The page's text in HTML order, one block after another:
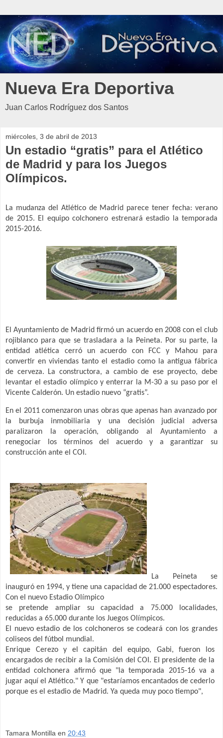
Nueva Era Deportiva
Juan Carlos Rodríguez dos Santos
miércoles, 3 de abril de 2013
Un estadio “gratis” para el Atlético
de Madrid y para los Juegos
Olímpicos.
La mudanza del Atlético de Madrid parece tener fecha: verano
de 2015. El equipo colchonero estrenará estadio la temporada
2015-2016.
El Ayuntamiento de Madrid firmó un acuerdo en 2008 con el club
rojiblanco para que se trasladara a la Peineta. Por su parte, la
entidad atlética cerró un acuerdo con FCC y Mahou para
convertir en viviendas tanto el estadio como la antigua fábrica
de cerveza. La constructora, a cambio de ese proyecto, debe
levantar el estadio olímpico y enterrar la M-30 a su paso por el
Vicente Calderón. Un estadio nuevo “gratis”.
En el 2011 comenzaron unas obras que apenas han avanzado por
la burbuja inmobiliaria y una decisión judicial adversa
paralizaron la operación, obligando al Ayuntamiento a
renegociar los términos del acuerdo y a garantizar su
construcción ante el COI.
La Peineta se
inauguró en 1994, y tiene una capacidad de 21.000 espectadores.
Con el nuevo Estadio Olímpico
se pretende ampliar su capacidad a 75.000 localidades,
reducidas a 65.000 durante los Juegos Olímpicos.
El nuevo estadio de los colchoneros se codeará con los grandes
coliseos del fútbol mundial.
Enrique Cerezo y el capitán del equipo, Gabi, fueron los
encargados de recibir a la Comisión del COI. El presidente de la
entidad colchonera afirmó que "la temporada 2015-16 va a
jugar aquí el Atlético." Y que "estaríamos encantados de cederlo
porque es el estadio de Madrid. Ya queda muy poco tiempo",
Tamara Montilla en 20:43